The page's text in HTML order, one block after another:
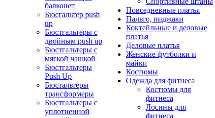
балконет
Бюсгальтер push
up
Бюстгальтеры с
двойным push up
Бюстгальтеры с
мягкой чашкой
Бюстгальтеры
Push Up
Бюстальтеры
трансформеры
Бюстгальтеры с
уплотненной
Повседневные платья
Пальто, пиджаки
Коктейльные и деловые
платья
Деловые платья
Женские футболки и
майки
Костюмы
Одежда для фитнеса
Костюмы для
фитнеса
Лосины для
фитнеса